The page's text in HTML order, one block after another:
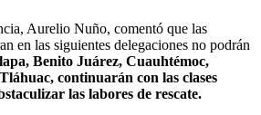
Aurelio Nuño, comentó que las
en las siguientes delegaciones no podrán
Benito Juárez, Cuauhtémoc,
continuarán con las clases
las labores de rescate.